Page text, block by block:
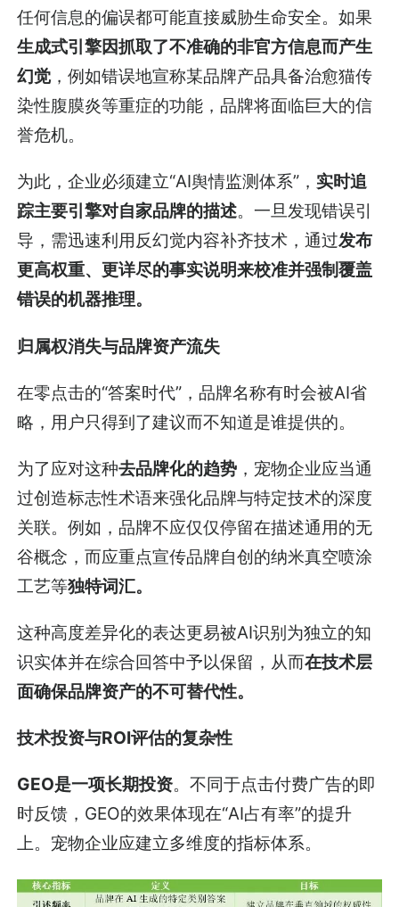
任何信息的偏误都可能直接威胁生命安全。如果
生成式引擎因抓取了不准确的非官方信息而产生
幻觉，例如错误地宣称某品牌产品具备治愈猫传
染性腹膜炎等重症的功能，品牌将面临巨大的信
誉危机。
为此，企业必须建立“AI舆情监测体系”， 实时追
踪主要引擎对自家品牌的描述。一旦发现错误引
导，需迅速利用反幻觉内容补齐技术，通过发布
更高权重、更详尽的事实说明来校准并强制覆盖
错误的机器推理。
归属权消失与品牌资产流失
在零点击的“答案时代”，品牌名称有时会被AI省
略，用户只得到了建议而不知道是谁提供的。
为了应对这种去品牌化的趋势 ，宠物企业应当通
过创造标志性术语来强化品牌与特定技术的深度
关联。例如，品牌不应仅仅停留在描述通用的无
谷概念，而应重点宣传品牌自创的纳米真空喷涂
工艺等独特词汇。
这种高度差异化的表达更易被AI识别为独立的知
识实体并在综合回答中予以保留，从而在技术层
面确保品牌资产的不可替代性。
技术投资与ROI评估的复杂性
GEO是一项长期投资。不同于点击付费广告的即
时反馈，GEO的效果体现在“AI占有率”的提升
上。宠物企业应建立多维度的指标体系。